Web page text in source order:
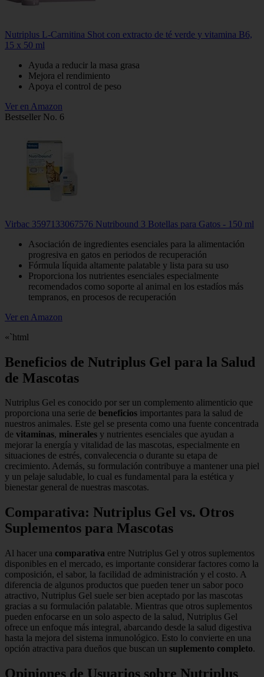
Nutriplus L-Carnitina Shot con extracto de té verde y vitamina B6,
15 x 50 ml
Ayuda a reducir la masa grasa
Mejora el rendimiento
Apoya el control de peso
Ver en Amazon
Bestseller No. 6
Virbac 3597133067576 Nutribound 3 Botellas para Gatos - 150 ml
Asociación de ingredientes esenciales para la alimentación
progresiva en gatos en periodos de recuperación
Fórmula líquida altamente palatable y lista para su uso
Proporciona los nutrientes esenciales especialmente
recomendados como soporte al animal en los estadíos más
tempranos, en procesos de recuperación
Ver en Amazon
«`html
Beneficios de Nutriplus Gel para la Salud
de Mascotas
Nutriplus Gel es conocido por ser un complemento alimenticio que
proporciona una serie de beneficios importantes para la salud de
nuestros animales. Este gel se presenta como una fuente concentrada
de vitaminas, minerales y nutrientes esenciales que ayudan a
mejorar la energía y vitalidad de las mascotas, especialmente en
situaciones de estrés, convalecencia o durante su etapa de
crecimiento. Además, su formulación contribuye a mantener una piel
y un pelaje saludable, lo cual es fundamental para la estética y
bienestar general de nuestras mascotas.
Comparativa: Nutriplus Gel vs. Otros
Suplementos para Mascotas
Al hacer una comparativa entre Nutriplus Gel y otros suplementos
disponibles en el mercado, es importante considerar factores como la
composición, el sabor, la facilidad de administración y el costo. A
diferencia de algunos productos que pueden tener un sabor poco
atractivo, Nutriplus Gel suele ser bien aceptado por las mascotas
gracias a su formulación palatable. Mientras que otros suplementos
pueden enfocarse en un solo aspecto de la salud, Nutriplus Gel
ofrece un enfoque más integral, abarcando desde la salud digestiva
hasta la mejora del sistema inmunológico. Esto lo convierte en una
opción atractiva para dueños que buscan un suplemento completo.
Opiniones de Usuarios sobre Nutriplus